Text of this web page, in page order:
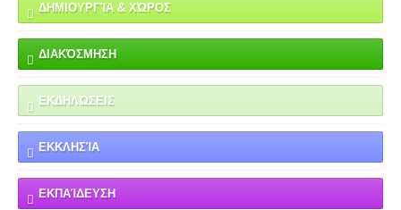
ΔΗΜΙΟΥΡΓΊΑ & ΧΏΡΟΣ
ΔΙΑΚΌΣΜΗΣΗ
ΕΚΔΗΛΏΣΕΙΣ
ΕΚΚΛΗΣΊΑ
ΕΚΠΑΊΔΕΥΣΗ